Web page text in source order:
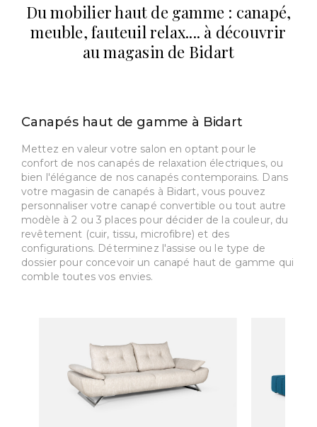
Du mobilier haut de gamme : canapé,
meuble, fauteuil relax.... à découvrir
au magasin de Bidart
Canapés haut de gamme à Bidart
Mettez en valeur votre salon en optant pour le
confort de nos canapés de relaxation électriques, ou
bien l'élégance de nos canapés contemporains. Dans
votre magasin de canapés à Bidart, vous pouvez
personnaliser votre canapé convertible ou tout autre
modèle à 2 ou 3 places pour décider de la couleur, du
revêtement (cuir, tissu, microfibre) et des
configurations. Déterminez l'assise ou le type de
dossier pour concevoir un canapé haut de gamme qui
comble toutes vos envies.